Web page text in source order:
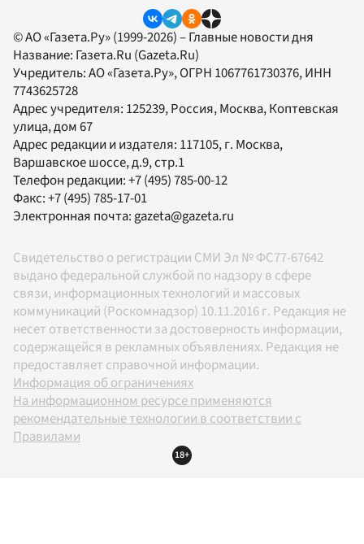
© АО «Газета.Ру» (1999-2026) – Главные новости дня
Название: Газета.Ru (Gazeta.Ru)
Учредитель:АО «Газета.Ру», ОГРН 1067761730376, ИНН
7743625728
Адрес учредителя: 125239, Россия, Москва, Коптевская
улица, дом 67
Адрес редакции и издателя: 117105, г. Москва,
Варшавское шоссе, д.9, стр.1
Телефон редакции:+7 (495) 785-00-12
Факс:+7 (495) 785-17-01
Электронная почта: gazeta@gazeta.ru
Свидетельство о регистрации СМИ Эл № ФС77-67642
выдано федеральной службой по надзору в сфере
связи, информационных технологий и массовых
коммуникаций (Роскомнадзор) 10.11.2016 г. Редакция не
несет ответственности за достоверность информации,
содержащейся в рекламных объявлениях. Редакция не
предоставляет справочной информации.
Информация об ограничениях
На информационном ресурсе применяются
рекомендательные технологии в соответствии с
Правилами
18+